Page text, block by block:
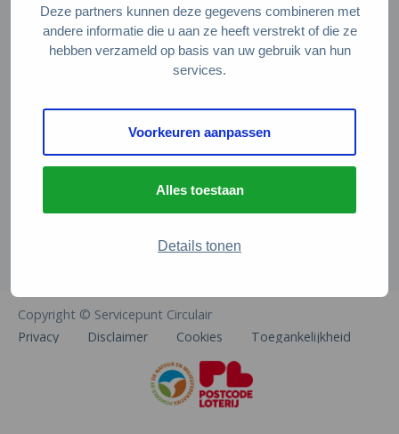
Deze partners kunnen deze gegevens combineren met
andere informatie die u aan ze heeft verstrekt of die ze
hebben verzameld op basis van uw gebruik van hun
services.
Voorkeuren aanpassen
Alles toestaan
Details tonen
Servicepunt Team
Veelgestelde vragen
De Natuur en Milieufederaties
Arthur van Schendelstraat 600
info@natuurenmilieufederaties.nl
Copyright © Servicepunt Circulair
Privacy
Disclaimer Cookies Toegankelijkheid